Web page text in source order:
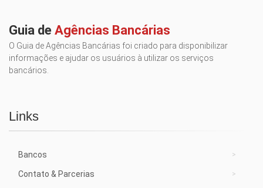
Guia de Agências Bancárias
O Guia de Agências Bancárias foi criado para disponibilizar
informações e ajudar os usuários à utilizar os serviços
bancários.
Links
Bancos
Contato & Parcerias